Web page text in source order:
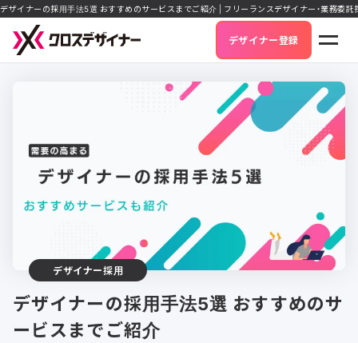
デザイナーの採用手法5選 おすすめのサービスまでご紹介 | フリーランスデザイナー・業務委
デザイナー登録
デザイナー採用
デザイナーの採用手法5選 おすすめのサ
ービスまでご紹介